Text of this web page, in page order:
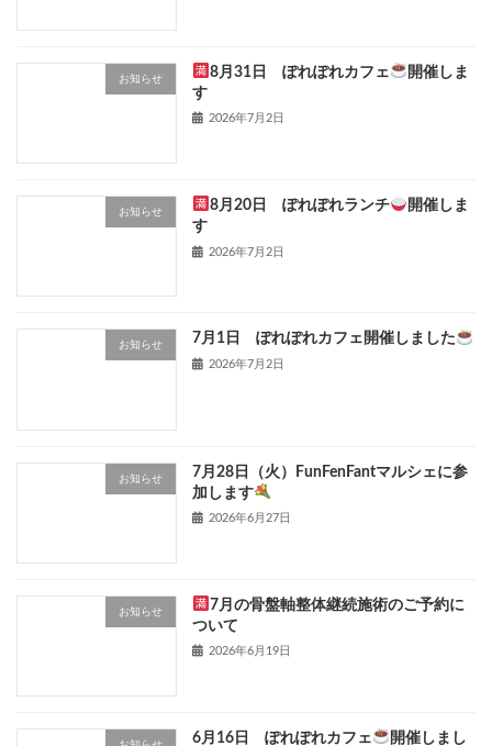
お知らせ 8月31日 ぽれぽれカフェ
開催しま
す
2026年7月2日
お知らせ 8月20日 ぽれぽれランチ
開催しま
す
2026年7月2日
お知らせ 7月1日 ぽれぽれカフェ開催しました
2026年7月2日
お知らせ
7月28日（火）FunFenFantマルシェに参
加します
2026年6月27日
お知らせ
7月の骨盤軸整体継続施術のご予約に
ついて
2026年6月19日
6月16日 ぽれぽれカフェ 開催しまし